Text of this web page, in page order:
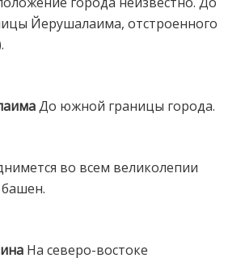
Йерушалаима, отстроенного
До южной границы города.
во всем великолепии
На северо-востоке